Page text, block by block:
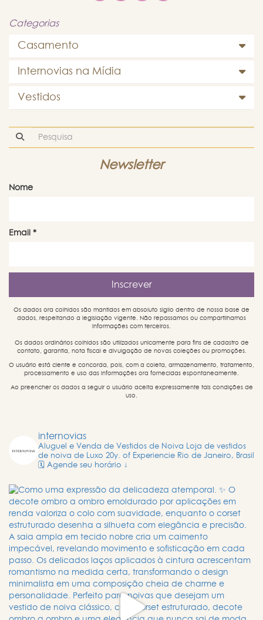
Categorias
Casamento
Internovias na Mídia
Vestidos
Newsletter
Nome
Email *
Os dados ora colhidos são mantidos em absoluto sigilo dentro de nossa base de
dados, respeitando a legislação vigente. Não repassamos ou compartilhamos
informações com terceiros.
Os dados ordinários colhidos são utilizados unicamente para fins de cadastro de
contato, garantia, nota fiscal e divulgação de novas coleções ou promoções.
O usuário está ciente e concorda, pois, com a coleta, armazenamento, tratamento,
processamento e uso das informações ora fornecidas espontaneamente.
Ao preencher os dados a seguir o usuário aceita expressamente tais condições de
uso.
internovias
Aluguel e Venda de Vestidos de Noiva Loja de vestidos
de noiva de Luxo 20y. of Experiencie Rio de Janeiro, Brasil
🗓️ Agende seu horário ↓